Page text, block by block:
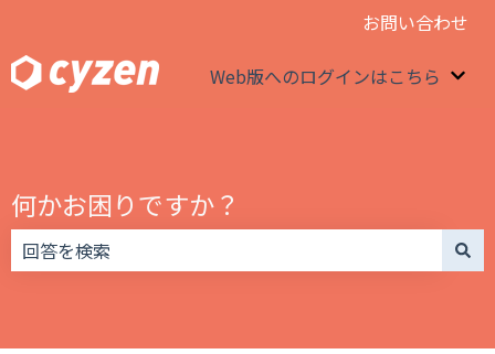
お問い合わせ
Web版へのログインはこちら
何かお困りですか？